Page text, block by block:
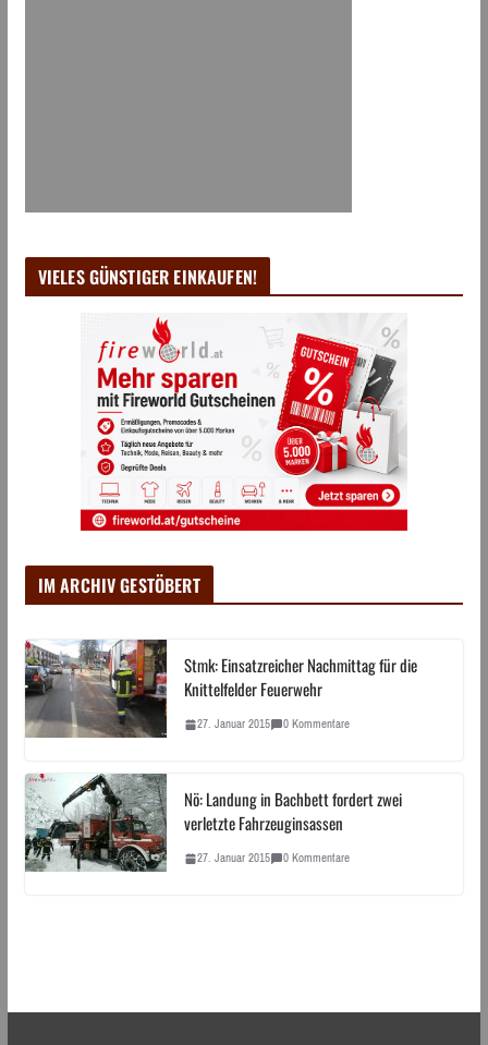
VIELES GÜNSTIGER EINKAUFEN!
IM ARCHIV GESTÖBERT
Stmk: Einsatzreicher Nachmittag für die
Knittelfelder Feuerwehr
27. Januar 2015 0 Kommentare
Nö: Landung in Bachbett fordert zwei
verletzte Fahrzeuginsassen
27. Januar 2015 0 Kommentare